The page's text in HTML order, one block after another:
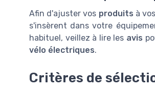
Afin d'ajuster vos produits à
s'insèrent dans votre
habituel, veillez à lire les avis
vélo électriques.
Critères de